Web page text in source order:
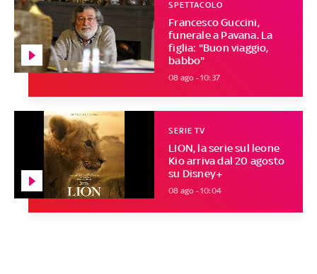
Francesco Guccini,
funerale a Pavana. La
figlia: "Buon viaggio,
babbo"
SPETTACOLO
08 ago - 10:37
LION, la serie sul leone
Kio arriva dal 20 agosto
su Disney+
SERIE TV
08 ago - 10:04